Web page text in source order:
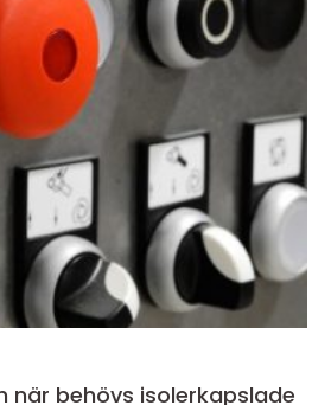
när behövs isolerkapslade